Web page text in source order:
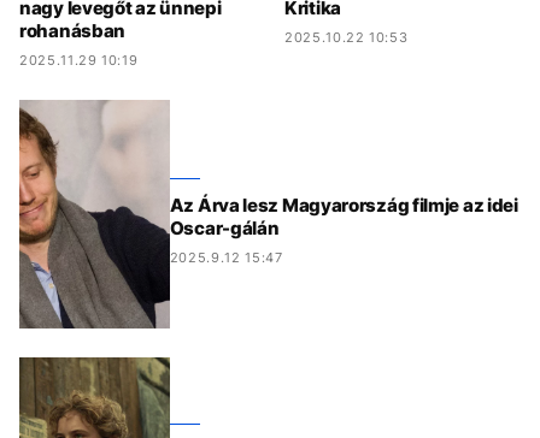
nagy levegőt az ünnepi
rohanásban
2025.11.29 10:19
Kritika
2025.10.22 10:53
Az Árva lesz Magyarország filmje az idei
Oscar-gálán
2025.9.12 15:47